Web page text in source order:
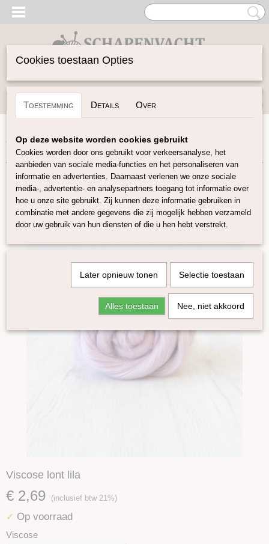
Inloggen Registreren
(0)
Home>Spinwol>Plantaardige vezels>Viscose in lont
Viscose lont lila
Viscose lont lila
€ 2,69 (inclusief btw 21%)
✓ Op voorraad
Viscose
Cookies toestaan Opties
Toestemming Details Over
Op deze website worden cookies gebruikt
Cookies worden door ons gebruikt voor verkeersanalyse, het
aanbieden van sociale media-functies en het personaliseren van
informatie en advertenties. Daarnaast verlenen we onze sociale
media-, advertentie- en analysepartners toegang tot informatie over
hoe u onze site gebruikt. Zij kunnen deze informatie gebruiken in
combinatie met andere gegevens die zij mogelijk hebben verzameld
door uw gebruik van hun diensten of die u hen hebt verstrekt.
Later opnieuw tonen Selectie toestaan
Alles toestaan Nee, niet akkoord